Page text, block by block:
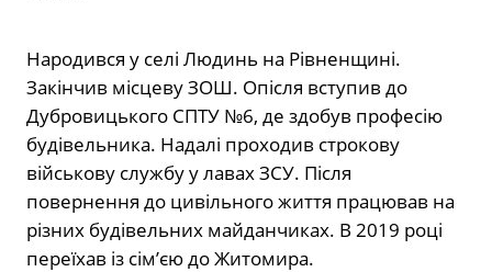
Народився у селі Людинь на Рівненщині.
Закінчив місцеву ЗОШ. Опісля вступив до
Дубровицького СПТУ №6, де здобув професію
будівельника. Надалі проходив строкову
військову службу у лавах ЗСУ. Після
повернення до цивільного життя працював на
різних будівельних майданчиках. В 2019 році
переїхав із сім’єю до Житомира.